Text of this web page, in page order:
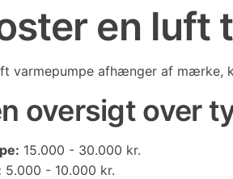
en luft
varmepumpe afhænger af mærke,
oversigt over
15.000 - 30.000 kr.
5.000 - 10.000 kr.